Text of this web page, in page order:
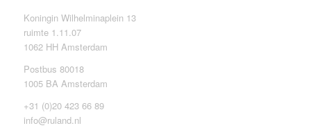
Koningin Wilhelminaplein 13
ruimte 1.11.07
1062 HH Amsterdam
Postbus 80018
1005 BA Amsterdam
+31 (0)20 423 66 89
info@ruland.nl